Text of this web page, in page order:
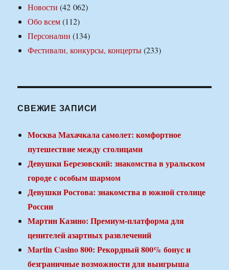
Новости (42 062)
Обо всем(112)
Персоналии (134)
Фестивали, конкурсы, концерты(233)
СВЕЖИЕ ЗАПИСИ
Москва Махачкала самолет: комфортное
путешествие между столицами
Девушки Березовский: знакомства в уральском
городе с особым шармом
Девушки Ростова: знакомства в южной столице
России
Мартин Казино: Премиум-платформа для
ценителей азартных развлечений
Martin Casino 800: Рекордный 800% бонус и
безграничные возможности для выигрыша